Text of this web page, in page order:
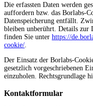
Die erfassten Daten werden
auffordern bzw. das Borlabs-
Datenspeicherung entfällt.
bleiben unberührt. Details zur
finden Sie unter https://
cookie/
Der Einsatz der Borlabs-
gesetzlich vorgeschriebenen
einzuholen. Rechtsgrundlage
Kontaktformular